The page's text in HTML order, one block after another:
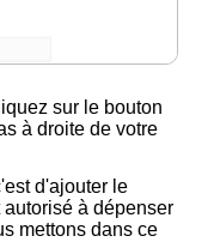
sur le bouton
à droite de votre
d'ajouter le
à dépenser
mettons dans ce